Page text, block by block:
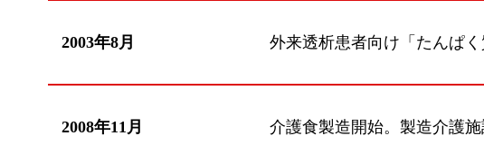
2003年8月 外来透析患者向け「たんぱ
2008年11月 介護食製造開始。製造介護